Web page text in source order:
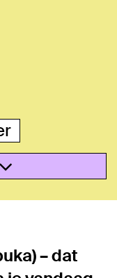
– dat